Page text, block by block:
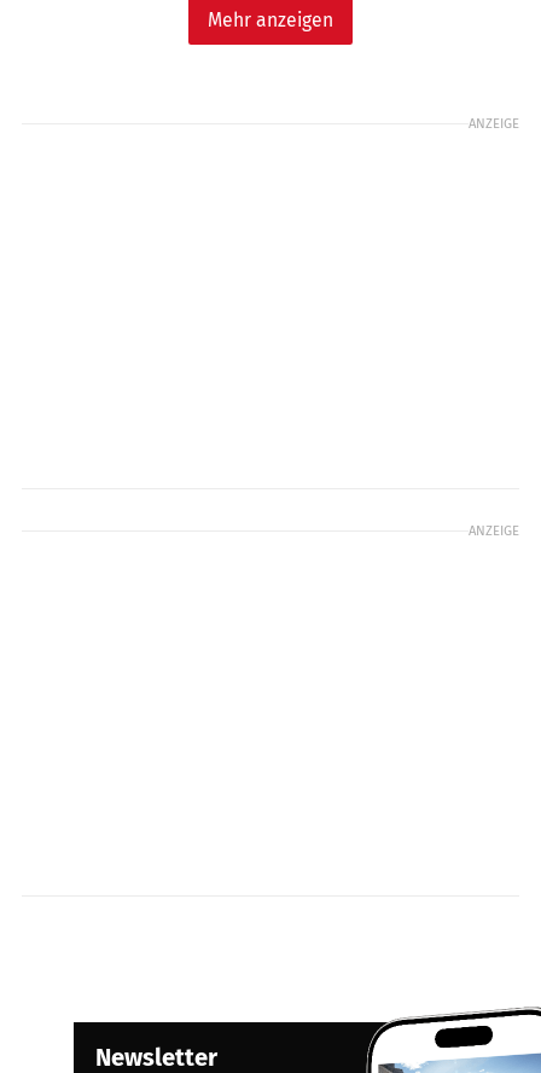
Mehr anzeigen
ANZEIGE
ANZEIGE
Newsletter